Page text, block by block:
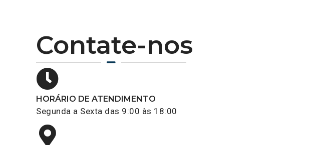
Contate-nos
HORÁRIO DE ATENDIMENTO
Segunda a Sexta das 9:00 às 18:00